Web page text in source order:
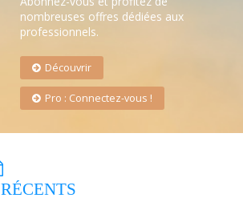
nombreuses offres dédiées aux
professionnels.
Découvrir
Pro : Connectez-vous !
RÉCENTS